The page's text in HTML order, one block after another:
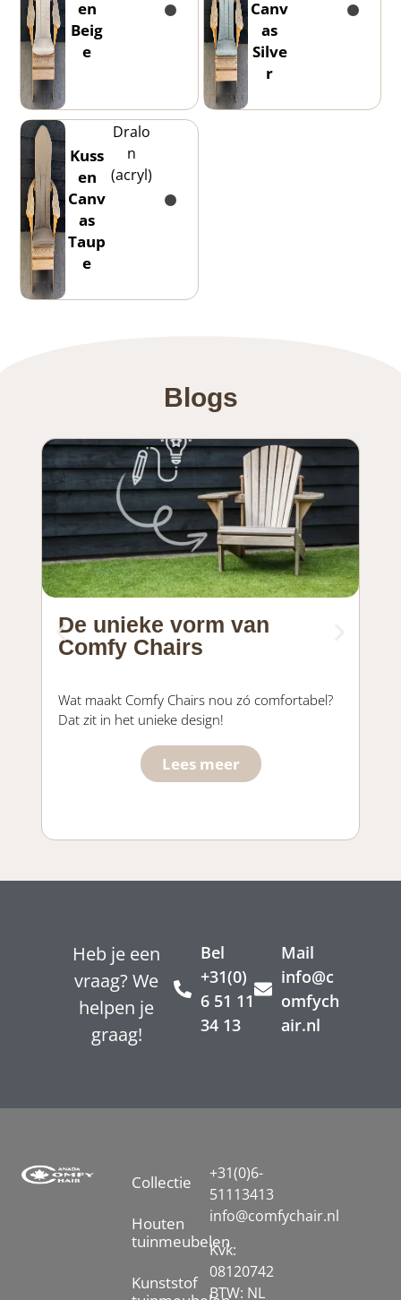
en
Beig
e
Canv
as
Silve
r
Kuss
en
Canv
as
Taup
e
Dralo
n
(acryl)
Blogs
De unieke vorm van
Comfy Chairs
Wat maakt Comfy Chairs nou zó comfortabel?
Dat zit in het unieke design!
Lees meer
Heb je een
vraag? We
helpen je
graag!
Bel
+31(0)
6 51 11
34 13
Mail
info@c
omfych
air.nl
Collectie
Houten
tuinmeubelen
Kunststof
+31(0)6-
51113413
info@comfychair.nl
Kvk:
08120742
BTW: NL